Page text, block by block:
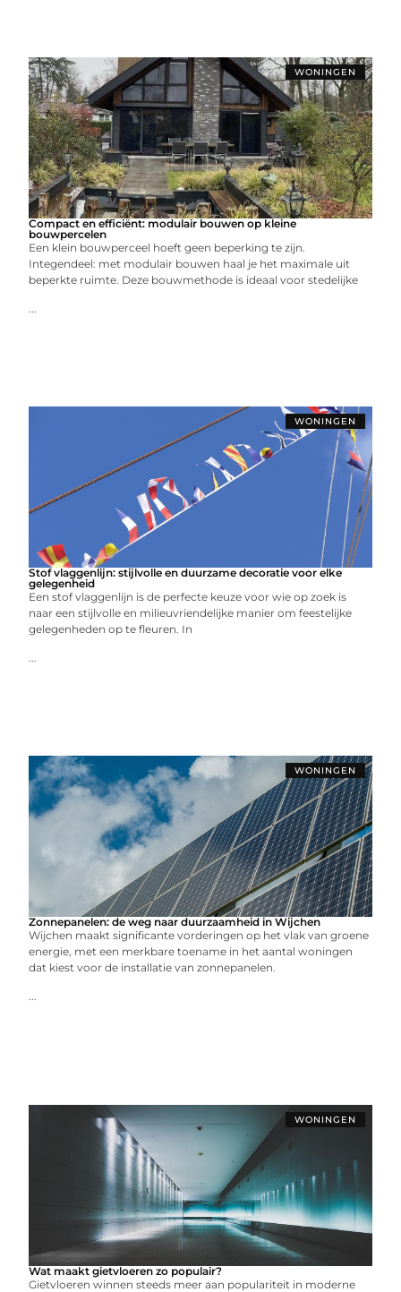
WONINGEN
Compact en efficiënt: modulair bouwen op kleine
bouwpercelen
Een klein bouwperceel hoeft geen beperking te zijn.
Integendeel: met modulair bouwen haal je het maximale uit
beperkte ruimte. Deze bouwmethode is ideaal voor stedelijke
...
WONINGEN
Stof vlaggenlijn: stijlvolle en duurzame decoratie voor elke
gelegenheid
Een stof vlaggenlijn is de perfecte keuze voor wie op zoek is
naar een stijlvolle en milieuvriendelijke manier om feestelijke
gelegenheden op te fleuren. In
...
WONINGEN
Zonnepanelen: de weg naar duurzaamheid in Wijchen
Wijchen maakt significante vorderingen op het vlak van groene
energie, met een merkbare toename in het aantal woningen
dat kiest voor de installatie van zonnepanelen.
...
WONINGEN
Wat maakt gietvloeren zo populair?
Gietvloeren winnen steeds meer aan populariteit in moderne